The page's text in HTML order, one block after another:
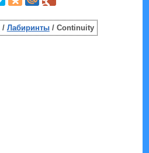
/ Лабиринты/ Continuity